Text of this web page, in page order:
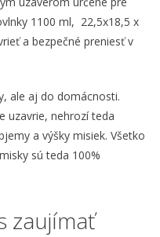
1100 ml, 22,5x18,5 x
a bezpečné preniesť v
ale aj do domácnosti.
uzavrie, nehrozí teda
a výšky misiek. Všetko
sú teda 100%
zaujímať